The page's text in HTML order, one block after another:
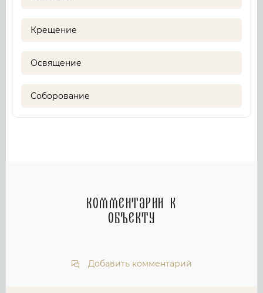
Крещение
Освящение
Соборование
Комментарии к
объекту
Добавить комментарий